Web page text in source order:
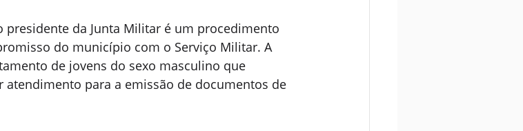
presidente da Junta Militar é um procedimento
do município com o Serviço Militar. A
de jovens do sexo masculino que
atendimento para a emissão de documentos de